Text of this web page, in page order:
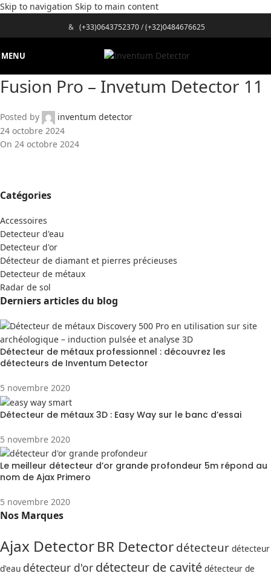
Skip to navigation Skip to main content
& (+33)0643752370/(+32)0484676625
MENU
Fusion Pro – Invetum Detector 11
Posted by
inventum detector
24 octobre 2024
On 24 octobre 2024
Catégories
Accessoires
Detecteur d'eau
Detecteur d'or
Détecteur de diamant et pierres précieuses
Detecteur de métaux
Radar de sol
Derniers articles du blog
Détecteur de métaux professionnel : découvrez les
détecteurs de Inventum Detector
5 novembre 2020
Détecteur de métaux 3D : Easy Way sur le banc d’essai
5 novembre 2020
Le meilleur détecteur d’or grande profondeur 5m répond au
nom de Ajax Primero
5 novembre 2020
Nos Marques
Ajax DetectorBR Detectordétecteur détecteur
d'eau détecteur d'or détecteur de cavité détecteur de